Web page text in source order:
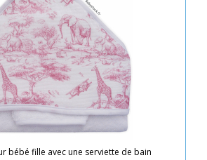
bébé fille avec une serviette de bain